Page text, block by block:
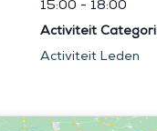
15:00 - 18:00
Activiteit
Activiteit Leden